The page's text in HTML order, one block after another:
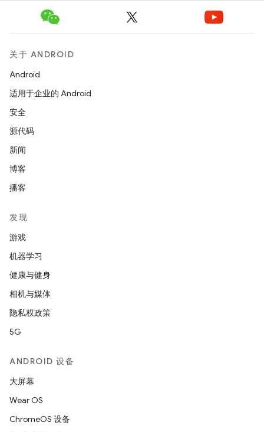
关于 ANDROID
Android
适用于企业的 Android
安全
源代码
新闻
博客
播客
发现
游戏
机器学习
健康与健身
相机与媒体
隐私权政策
5G
ANDROID 设备
大屏幕
Wear OS
ChromeOS 设备